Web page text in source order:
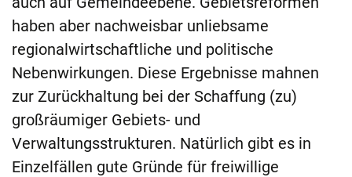
haben aber nachweisbar unliebsame
regionalwirtschaftliche und politische
Nebenwirkungen. Diese Ergebnisse mahnen
zur Zurückhaltung bei der Schaffung (zu)
großräumiger Gebiets- und
Verwaltungsstrukturen. Natürlich gibt es in
Einzelfällen gute Gründe für freiwillige